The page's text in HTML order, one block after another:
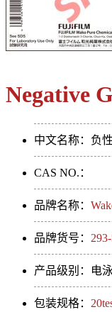
Negative
中文名称：负
CAS NO.：
品牌名称：
品牌货号：
产品级别：电泳
包装规格：